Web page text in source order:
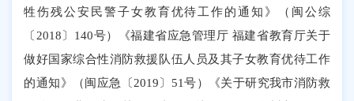
牲伤残公安民警子女教育优待工作的通知》（闽公综
〔 2018〕 140号）《福建省应急管理厅 福建省教育厅关于
做好国家综合性消防救援队伍人员及其子女教育优待工作
的通知》（闽应急〔2019〕 51号）《关于研究我市消防救